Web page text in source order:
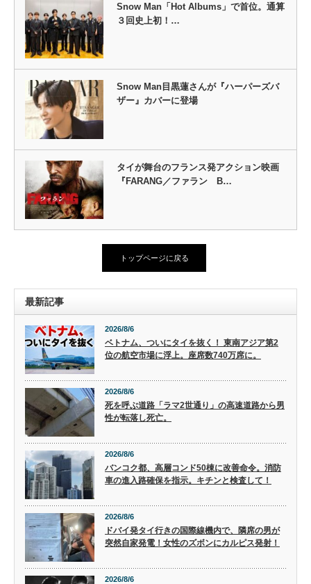
Snow Man「Hot Albums」で首位。通算
３回史上初！…
Snow Man目黒蓮さんが『ハーパーズバ
ザー』カバーに登場
タイが舞台のフランス発アクション映画
『FARANG／ファラン B…
トップページに戻る
最新記事
2026/8/6
ベトナム、ついにタイを抜く！ 東南アジア第2
位の航空市場に浮上。座席数740万席に。
2026/8/6
死を呼ぶ道路「ラマ2世通り」の高速道路から男
性が転落し死亡。
2026/8/6
バンコク都、高層コンド50棟に改善命令。消防
車の進入路確保を指示。キチンと検査して！
2026/8/6
ドバイ発タイ行きの国際線機内で、隣席の男が
突然自家発電！女性のズボンにカルピス発射！
2026/8/6